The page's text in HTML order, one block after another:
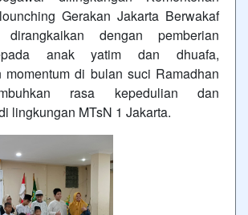
Gerakan Jakarta Berwakaf
dengan pemberian
anak yatim dan dhuafa,
momentum di bulan suci Ramadhan
rasa kepedulian dan
lingkungan MTsN 1 Jakarta.